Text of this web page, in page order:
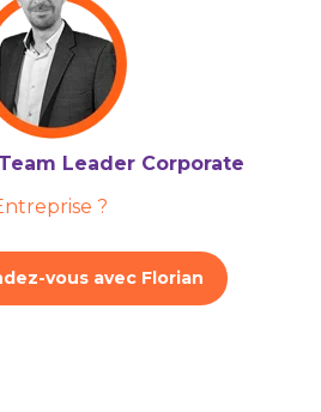
Leader Corporate
?
vous avec Florian